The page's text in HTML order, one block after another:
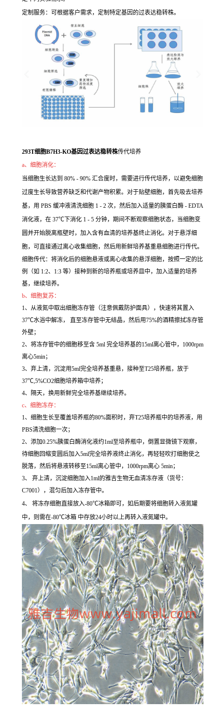
定制服务：可根据客户需求，定制特定基因的过表达稳转株。
293T细胞B7H3-KO基因过表达稳转株传代培养
a、细胞消化：
当细胞生长达到 80% - 90% 汇合度时，需要进行传代培养，以避免细胞
过度生长导致营养缺乏和代谢产物积累。对于贴壁细胞，首先吸去培养
基，用 PBS 缓冲液清洗细胞 1 - 2 次，然后加入适量的胰蛋白酶 - EDTA
消化液，在 37℃下消化 1 - 5 分钟，期间不断观察细胞状态，当细胞变
圆并开始脱离瓶壁时，加入含有血清的培养基终止消化。对于悬浮细
胞，可直接通过离心收集细胞，然后用新鲜培养基重悬细胞进行传代。
细胞传代：将消化后的细胞悬液或离心收集的悬浮细胞，按照一定的比
例（如 1:2、1:3 等）接种到新的培养瓶或培养皿中，加入适量的培养
基，继续培养。
b、细胞复苏：
1、从液氮中取出细胞冻存管（注意佩戴防护面具），快速将其置入
37℃水浴中解冻， 直至冻存管中无结晶，然后用75%的酒精擦拭冻存管
外壁；
2、将冻存管中的细胞移至含 5ml 完全培养基的15ml离心管中，1000rpm
离心5min；
3、弃上清，沉淀用5ml完全培养基重悬，接种至T25培养瓶，放于
37℃,5%CO2细胞培养箱中培养；
4、隔天，换用新鲜完全培养基继续培养。
c、细胞冻存：
1、细胞生长至覆盖培养瓶的80%面积时，弃T25培养瓶中的培养液，用
PBS清洗细胞一次；
2、添加0.25%胰蛋白酶消化液约1ml至培养瓶中，倒置显微镜下观察，
待细胞回缩变圆后加入5ml完全培养液终止消化，再轻轻吹打细胞使之
脱落，然后将悬液转移至15ml离心管中，1000rpm离心 5min；
3、 弃上清，沉淀细胞加入1ml的雅吉生物无血清冻存液（货号：
C7001），混匀后加入冻存管中。
4、 将冻存细胞直接放入-80℃冰箱即可，如后期要将细胞转入液氮罐
中，则需在-80℃冰箱 中存放24小时以上再转入液氮罐中。